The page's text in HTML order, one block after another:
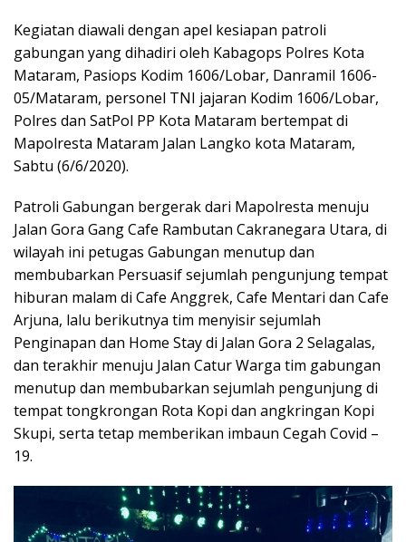
Kegiatan diawali dengan apel kesiapan patroli
gabungan yang dihadiri oleh Kabagops Polres Kota
Mataram, Pasiops Kodim 1606/Lobar, Danramil 1606-
05/Mataram, personel TNI jajaran Kodim 1606/Lobar,
Polres dan SatPol PP Kota Mataram bertempat di
Mapolresta Mataram Jalan Langko kota Mataram,
Sabtu (6/6/2020).
Patroli Gabungan bergerak dari Mapolresta menuju
Jalan Gora Gang Cafe Rambutan Cakranegara Utara, di
wilayah ini petugas Gabungan menutup dan
membubarkan Persuasif sejumlah pengunjung tempat
hiburan malam di Cafe Anggrek, Cafe Mentari dan Cafe
Arjuna, lalu berikutnya tim menyisir sejumlah
Penginapan dan Home Stay di Jalan Gora 2 Selagalas,
dan terakhir menuju Jalan Catur Warga tim gabungan
menutup dan membubarkan sejumlah pengunjung di
tempat tongkrongan Rota Kopi dan angkringan Kopi
Skupi, serta tetap memberikan imbaun Cegah Covid –
19.